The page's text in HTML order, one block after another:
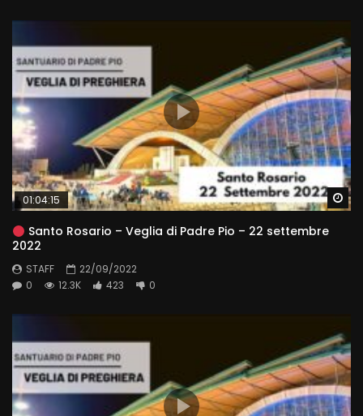
01:04:15
Santo Rosario – Veglia di Padre Pio – 22 settembre
2022
STAFF
22/09/2022
0
12.3K 423 0